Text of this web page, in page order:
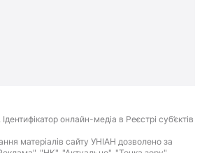
онлайн-медіа в Реєстрі суб’єктів
матеріалів сайту УНІАН дозволено за